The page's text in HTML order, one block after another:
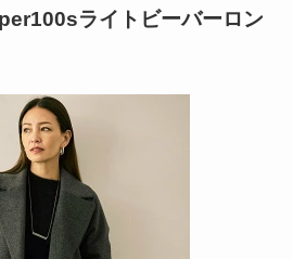
ライトビーバーロン